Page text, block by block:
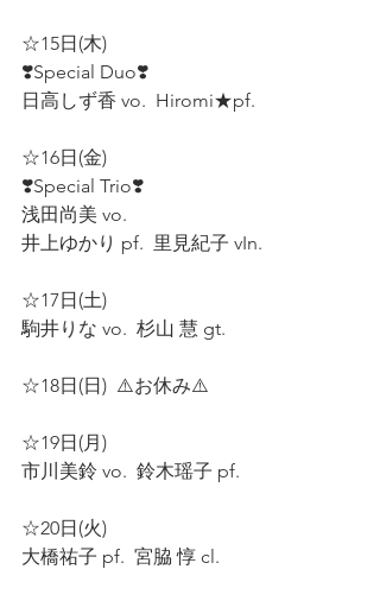
☆15日(木)
❣️Special Duo❣️
日高しず香 vo.  Hiromi★pf.
☆16日(金)
❣️Special Trio❣️
浅田尚美 vo.
井上ゆかり pf.  里見紀子 vIn.
☆17日(土)
駒井りな vo.  杉山 慧 gt.
☆18日(日)  ⚠️お休み⚠️
☆19日(月)
市川美鈴 vo.  鈴木瑶子 pf.
☆20日(火)
大橋祐子 pf.  宮脇 惇 cl.